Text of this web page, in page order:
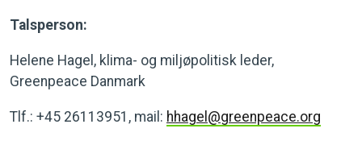
Talsperson:
Helene Hagel, klima- og miljøpolitisk leder,
Greenpeace Danmark
Tlf.: +45 26113951, mail: hhagel@greenpeace.org